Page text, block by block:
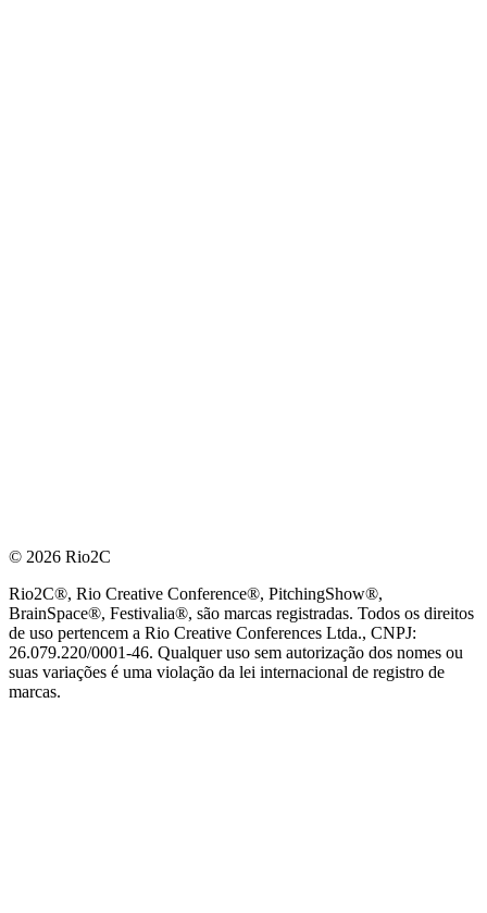
© 2026 Rio2C
Rio2C®, Rio Creative Conference®, PitchingShow®,
BrainSpace®, Festivalia®, são marcas registradas. Todos os direitos
de uso pertencem a Rio Creative Conferences Ltda., CNPJ:
26.079.220/0001-46. Qualquer uso sem autorização dos nomes ou
suas variações é uma violação da lei internacional de registro de
marcas.